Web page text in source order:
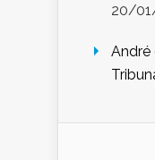
20/
André